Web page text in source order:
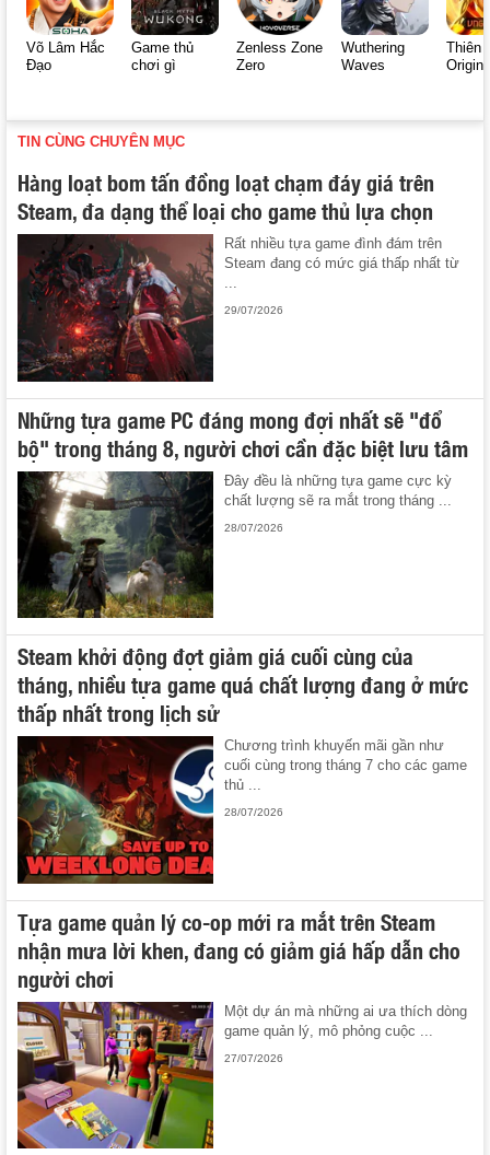
Võ Lâm Hắc
Đạo
Game thủ
chơi gì
Zenless Zone
Zero
Wuthering
Waves
Thiên
Origin
TIN CÙNG CHUYÊN MỤC
Hàng loạt bom tấn đồng loạt chạm đáy giá trên
Steam, đa dạng thể loại cho game thủ lựa chọn
Rất nhiều tựa game đình đám trên
Steam đang có mức giá thấp nhất từ
...
29/07/2026
Những tựa game PC đáng mong đợi nhất sẽ "đổ
bộ" trong tháng 8, người chơi cần đặc biệt lưu tâm
Đây đều là những tựa game cực kỳ
chất lượng sẽ ra mắt trong tháng ...
28/07/2026
Steam khởi động đợt giảm giá cuối cùng của
tháng, nhiều tựa game quá chất lượng đang ở mức
thấp nhất trong lịch sử
Chương trình khuyến mãi gần như
cuối cùng trong tháng 7 cho các game
thủ ...
28/07/2026
Tựa game quản lý co-op mới ra mắt trên Steam
nhận mưa lời khen, đang có giảm giá hấp dẫn cho
người chơi
Một dự án mà những ai ưa thích dòng
game quản lý, mô phỏng cuộc ...
27/07/2026